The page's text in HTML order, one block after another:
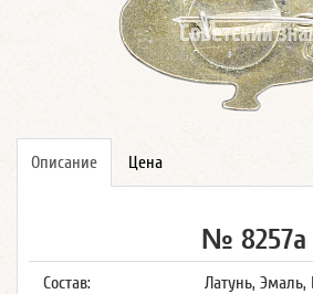
Описание Цена
№ 8257а
Состав: Латунь, Эмаль,